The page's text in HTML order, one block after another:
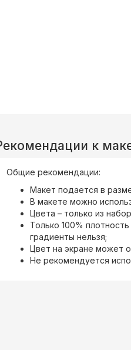
к
Общие рекомендации:
Макет подается в
В макете можно
Цвета – только из
Только 100%
градиенты нельзя;
Цвет на экране может
Не рекомендуется